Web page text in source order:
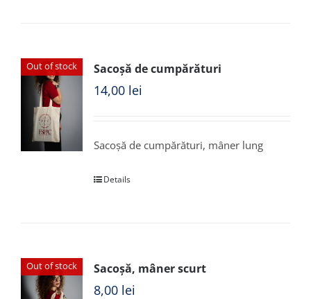
Out of stock Sacoșă de cumpărături
14,00 lei
Sacoșă de cumpărături, mâner lung
Details
Out of stock Sacoșă, mâner scurt
8,00 lei